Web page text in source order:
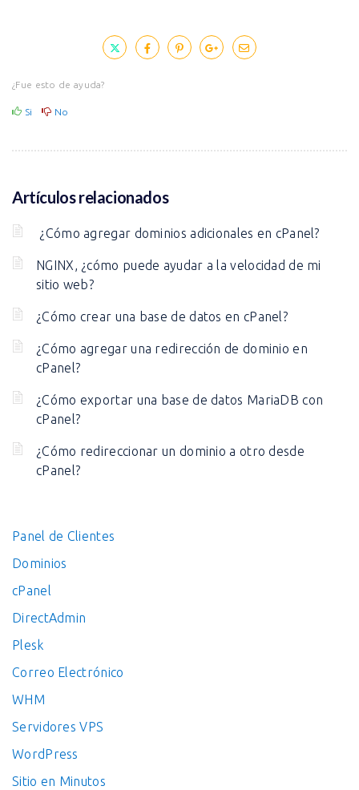
¿Fue esto de ayuda?
Si No
Artículos relacionados
¿Cómo agregar dominios adicionales en cPanel?
NGINX, ¿cómo puede ayudar a la velocidad de mi
sitio web?
¿Cómo crear una base de datos en cPanel?
¿Cómo agregar una redirección de dominio en
cPanel?
¿Cómo exportar una base de datos MariaDB con
cPanel?
¿Cómo redireccionar un dominio a otro desde
cPanel?
Panel de Clientes
Dominios
cPanel
DirectAdmin
Plesk
Correo Electrónico
WHM
Servidores VPS
WordPress
Sitio en Minutos